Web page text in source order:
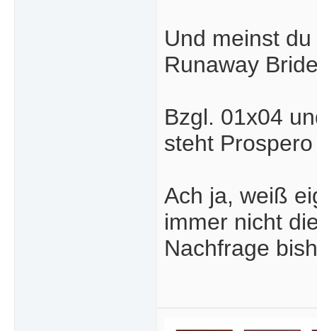
Und meinst
Runaway
Bzgl. 01x04
steht
Ach ja, weiß
immer nicht
Nachfrage